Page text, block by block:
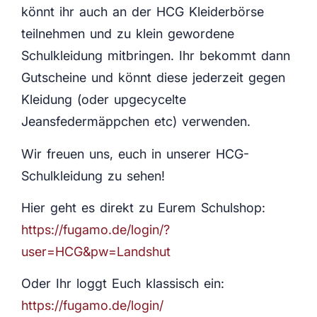
könnt ihr auch an der HCG Kleiderbörse
teilnehmen und zu klein gewordene
Schulkleidung mitbringen. Ihr bekommt dann
Gutscheine und könnt diese jederzeit gegen
Kleidung (oder upgecycelte
Jeansfedermäppchen etc) verwenden.
Wir freuen uns, euch in unserer HCG-
Schulkleidung zu sehen!
Hier geht es direkt zu Eurem Schulshop:
https://fugamo.de/login/?
user=HCG&pw=Landshut
Oder Ihr loggt Euch klassisch ein:
https://fugamo.de/login/